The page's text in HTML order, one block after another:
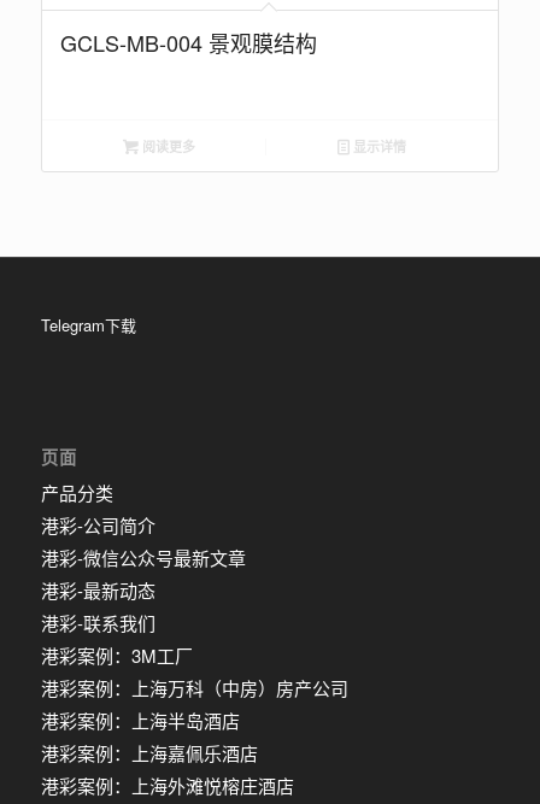
GCLS-MB-004 景观膜结构
阅读更多 显示详情
Telegram下载
页面
产品分类
港彩-公司简介
港彩-微信公众号最新文章
港彩-最新动态
港彩-联系我们
港彩案例：3M工厂
港彩案例：上海万科（中房）房产公司
港彩案例：上海半岛酒店
港彩案例：上海嘉佩乐酒店
港彩案例：上海外滩悦榕庄酒店